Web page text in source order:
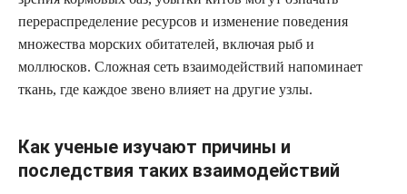
перераспределение ресурсов и изменение поведения
множества морских обитателей, включая рыб и
моллюсков. Сложная сеть взаимодействий напоминает
ткань, где каждое звено влияет на другие узлы.
Как ученые изучают причины и
последствия таких взаимодействий